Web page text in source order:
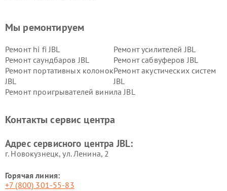
Мы ремонтируем
Ремонт hi fi JBL
Ремонт усилителей JBL
Ремонт саундбаров JBL
Ремонт сабвуферов JBL
Ремонт портативных колонок
JBL
Ремонт акустических систем
JBL
Ремонт проигрывателей винила JBL
Контакты сервис центра
Адрес сервисного центра JBL:
г. Новокузнецк, ул. Ленина, 2
Горячая линия:
+7 (800) 301-55-83